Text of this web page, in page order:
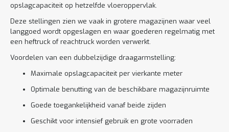
opslagcapaciteit op hetzelfde vloeroppervlak.
Deze stellingen zien we vaak in grotere magazijnen waar veel
langgoed wordt opgeslagen en waar goederen regelmatig met
een heftruck of reachtruck worden verwerkt.
Voordelen van een dubbelzijdige draagarmstelling:
Maximale opslagcapaciteit per vierkante meter
Optimale benutting van de beschikbare magazijnruimte
Goede toegankelijkheid vanaf beide zijden
Geschikt voor intensief gebruik en grote voorraden